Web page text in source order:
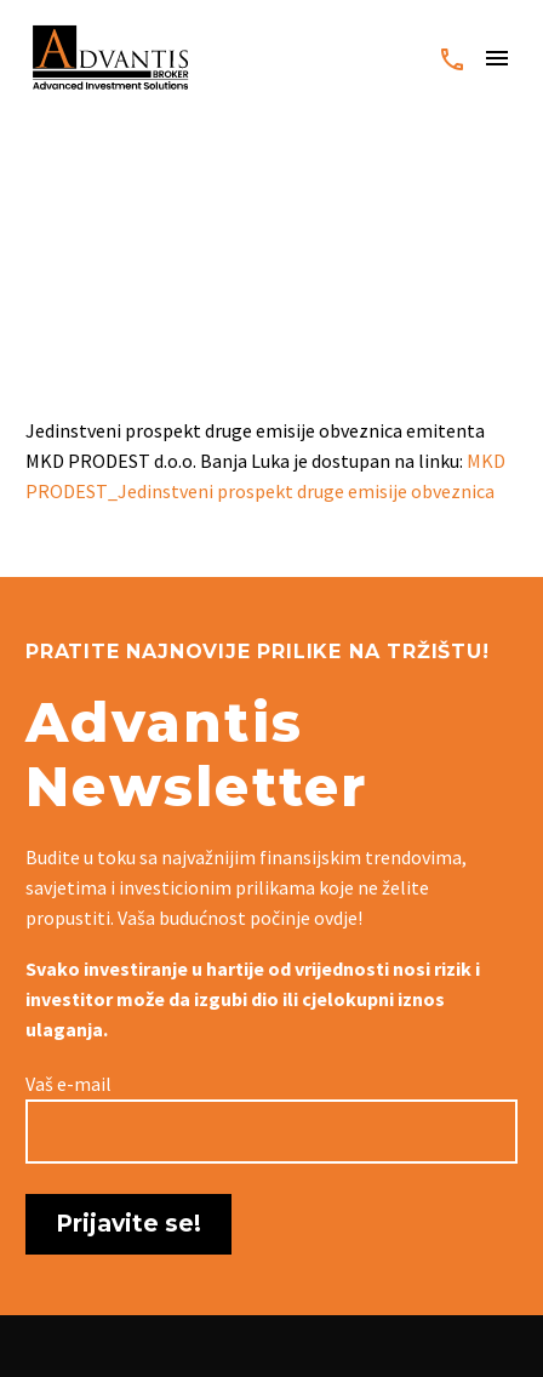
Jedinstveni prospekt druge emisije obveznica emitenta
MKD PRODEST d.o.o. Banja Luka je dostupan na linku: MKD
PRODEST_Jedinstveni prospekt druge emisije obveznica
PRATITE NAJNOVIJE PRILIKE NA TRŽIŠTU!
Advantis
Newsletter
Budite u toku sa najvažnijim finansijskim trendovima,
savjetima i investicionim prilikama koje ne želite
propustiti. Vaša budućnost počinje ovdje!
Svako investiranje u hartije od vrijednosti nosi rizik i
investitor može da izgubi dio ili cjelokupni iznos
ulaganja.
Vaš e-mail